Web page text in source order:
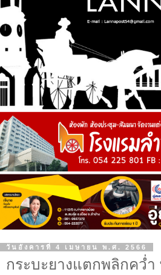
วันอังคารที่ 4 เมษายน พ.ศ. 2566
กระบะยางแตกพลิกคว่ำ